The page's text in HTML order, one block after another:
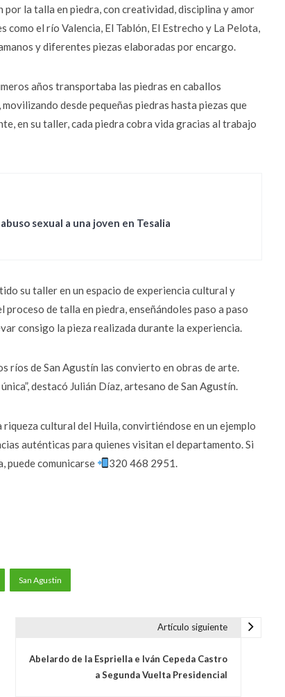
por la talla en piedra, con creatividad, disciplina y amor
el río Valencia, El Tablón, El Estrecho y La Pelota,
y diferentes piezas elaboradas por encargo.
años transportaba las piedras en caballos
desde pequeñas piedras hasta piezas que
en su taller, cada piedra cobra vida gracias al trabajo
sexual a una joven en Tesalia
su taller en un espacio de experiencia cultural y
de talla en piedra, enseñándoles paso a paso
consigo la pieza realizada durante la experiencia.
ríos de San Agustín las convierto en obras de arte.
destacó Julián Díaz, artesano de San Agustín.
cultural del Huila, convirtiéndose en un ejemplo
auténticas para quienes visitan el departamento. Si
puede comunicarse
320 468 2951.
San Agustin
Artículo siguiente
Abelardo de la Espriella e Iván Cepeda Castro
a Segunda Vuelta Presidencial